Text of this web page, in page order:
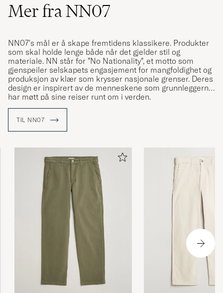
Mer fra NN07
NN07's mål er å skape fremtidens klassikere. Produkter
som skal holde lenge både når det gjelder stil og
materiale. NN står for ”No Nationality”, et motto som
gjenspeiler selskapets engasjement for mangfoldighet og
produksjon av klær som krysser nasjonale grenser. Deres
design er inspirert av de menneskene som grunnleggerne
har møtt på sine reiser runt om i verden.
detaljer, som man håper skal oppmuntre bæreren å elske
og sette pris på håndverket som ligger bak produksjonen
TIL NN07